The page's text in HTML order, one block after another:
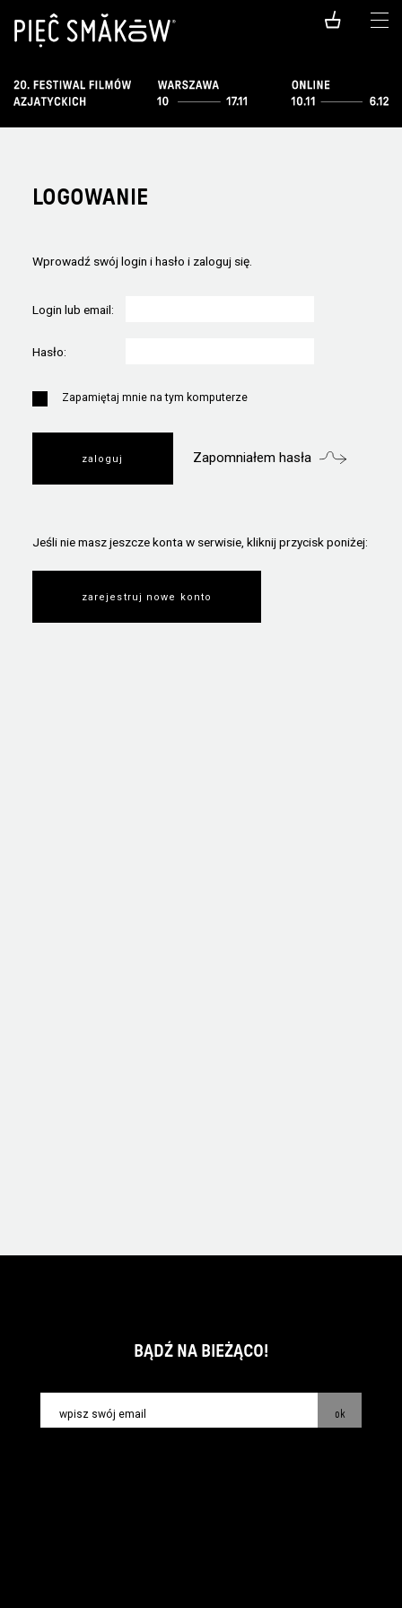
LOGOWANIE
Wprowadź swój login i hasło i zaloguj się.
Login lub email:
Hasło:
Zapamiętaj mnie na tym komputerze
Zapomniałem hasła
Jeśli nie masz jeszcze konta w serwisie, kliknij przycisk poniżej:
zarejestruj nowe konto
BĄDŹ NA BIEŻĄCO!
ok